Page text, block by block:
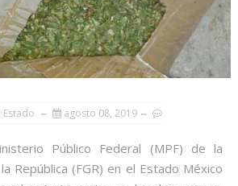
Estado agosto 08, 2019
Público Federal (MPF) de la
República (FGR) en el Estado México